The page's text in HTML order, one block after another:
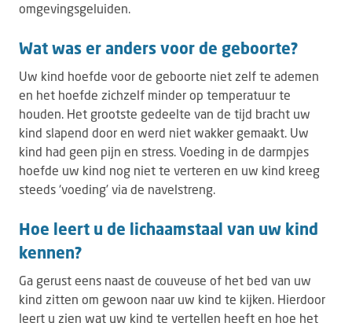
omgevingsgeluiden.
Wat was er anders voor de geboorte?
Uw kind hoefde voor de geboorte niet zelf te ademen
en het hoefde zichzelf minder op temperatuur te
houden. Het grootste gedeelte van de tijd bracht uw
kind slapend door en werd niet wakker gemaakt. Uw
kind had geen pijn en stress. Voeding in de darmpjes
hoefde uw kind nog niet te verteren en uw kind kreeg
steeds ‘voeding’ via de navelstreng.
Hoe leert u de lichaamstaal van uw kind
kennen?
Ga gerust eens naast de couveuse of het bed van uw
kind zitten om gewoon naar uw kind te kijken. Hierdoor
leert u zien wat uw kind te vertellen heeft en hoe het